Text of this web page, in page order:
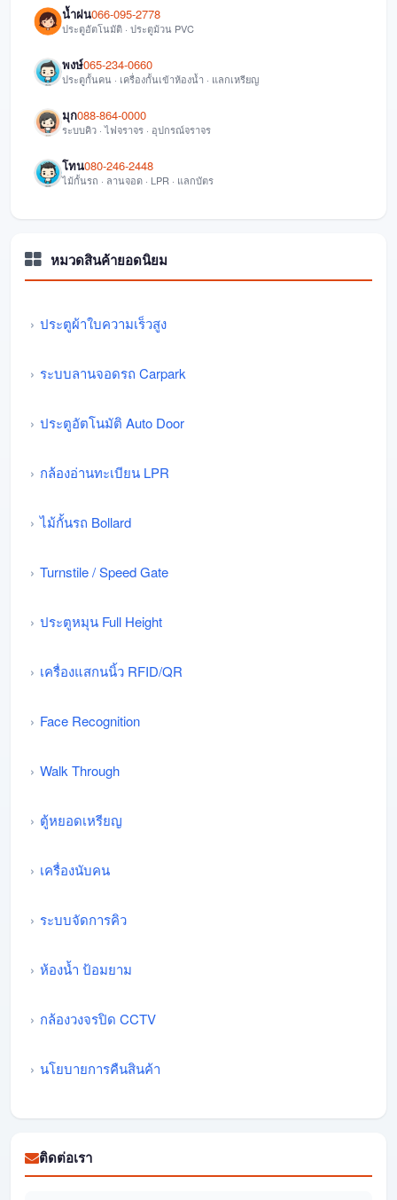
น้ำฝน066-095-2778
ประตูอัตโนมัติ · ประตูม้วน PVC
พงษ์065-234-0660
ประตูกั้นคน · เครื่องกั้นเข้าห้องน้ำ · แลกเหรียญ
มุก088-864-0000
ระบบคิว · ไฟจราจร · อุปกรณ์จราจร
โทน080-246-2448
ไม้กั้นรถ · ลานจอด · LPR · แลกบัตร
หมวดสินค้ายอดนิยม
ประตูผ้าใบความเร็วสูง
ระบบลานจอดรถ Carpark
ประตูอัตโนมัติ Auto Door
กล้องอ่านทะเบียน LPR
ไม้กั้นรถ Bollard
Turnstile / Speed Gate
ประตูหมุน Full Height
เครื่องแสกนนิ้ว RFID/QR
Face Recognition
Walk Through
ตู้หยอดเหรียญ
เครื่องนับคน
ระบบจัดการคิว
ห้องน้ำ ป้อมยาม
กล้องวงจรปิด CCTV
นโยบายการคืนสินค้า
ติดต่อเรา